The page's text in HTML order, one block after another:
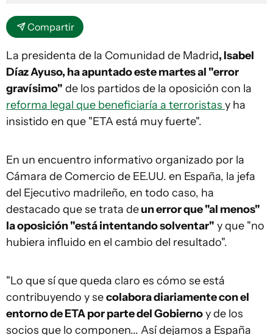
Compartir
La presidenta de la Comunidad de Madrid, Isabel
Díaz Ayuso, ha apuntado este martes al "error
gravísimo" de los partidos de la oposición con la
reforma legal que beneficiaría a terroristas y ha
insistido en que "ETA está muy fuerte".
En un encuentro informativo organizado por la
Cámara de Comercio de EE.UU. en España, la jefa
del Ejecutivo madrileño, en todo caso, ha
destacado que se trata deun error que "al menos"
la oposición "está intentando solventar" y que "no
hubiera influido en el cambio del resultado".
"Lo que sí que queda claro es cómo se está
contribuyendo y secolabora diariamente con el
entorno de ETA por parte del Gobiernoy de los
socios que lo componen... Así dejamos a España